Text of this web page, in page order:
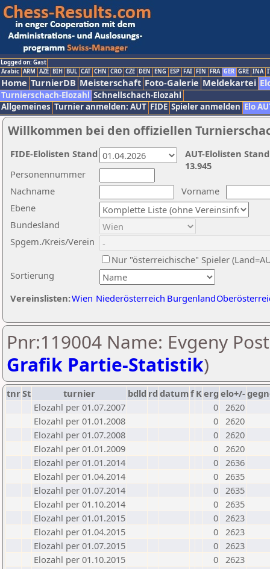
Logged on: Gast
Arabic ARM AZE BIH BUL CAT CHN CRO CZE DEN ENG ESP FAI FIN FRA GER GRE INA
Home TurnierDB Meisterschaft Foto-Galerie Meldekartei
Turnierschach-Elozahl Schnellschach-Elozahl
Allgemeines Turnier anmelden: AUT FIDE Spieler anmelden Elo
Willkommen bei den offiziellen
Nachname
Vorname
Ebene
Sortierung
Personennummer
Bundesland
Spgem./Kreis/Verein
Nur "österreichische" Spieler
Vereinslisten:Wien Niederösterreich Burgenland
AUT-Elolisten
13.945
FIDE-Elolisten Stand
Pnr:119004 Name: Evgeny
Grafik Partie-Statistik)
tnrSt turnier bdld rd datumf Kerg elo+/-
Elozahl per 01.07.2007
0 2620
Elozahl per 01.01.2008
0 2620
Elozahl per 01.07.2008
0 2620
Elozahl per 01.01.2009
0 2620
Elozahl per 01.01.2014
0 2636
Elozahl per 01.04.2014
0 2635
Elozahl per 01.07.2014
0 2635
Elozahl per 01.10.2014
0 2635
Elozahl per 01.01.2015
0 2623
Elozahl per 01.04.2015
0 2623
Elozahl per 01.07.2015
0 2623
Elozahl per 01.10.2015
0 2623